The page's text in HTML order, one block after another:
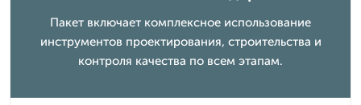
Пакет включает комплексное использование
инструментов проектирования, строительства и
контроля качества по всем этапам.